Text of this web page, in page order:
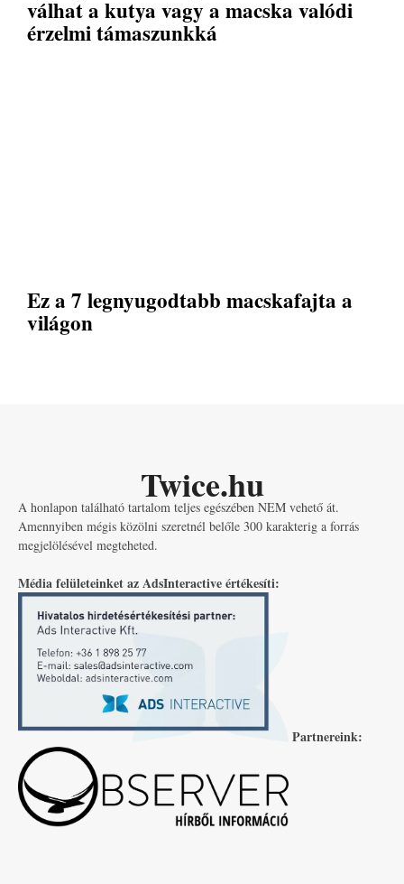
válhat a kutya vagy a macska valódi
érzelmi támaszunkká
Ez a 7 legnyugodtabb macskafajta a
világon
Twice.hu
A honlapon található tartalom teljes egészében NEM vehető át.
Amennyiben mégis közölni szeretnél belőle 300 karakterig a forrás
megjelölésével megteheted.
Média felületeinket az AdsInteractive értékesíti:
Partnereink: